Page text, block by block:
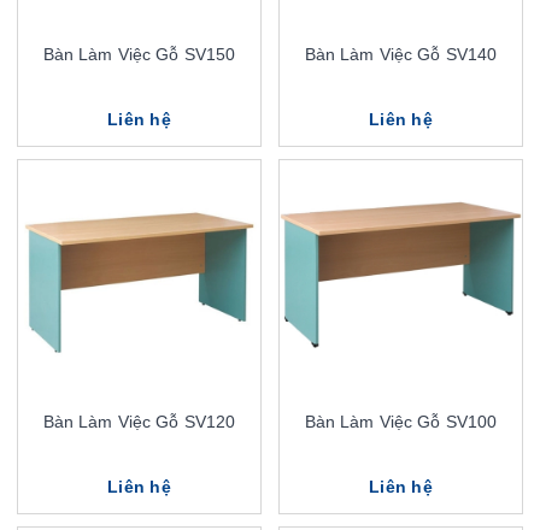
Bàn Làm Việc Gỗ SV150
Liên hệ
Bàn Làm Việc Gỗ SV140
Liên hệ
Bàn Làm Việc Gỗ SV120
Liên hệ
Bàn Làm Việc Gỗ SV100
Liên hệ